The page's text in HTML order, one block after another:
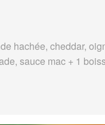
hachée, cheddar,
sauce mac + 1